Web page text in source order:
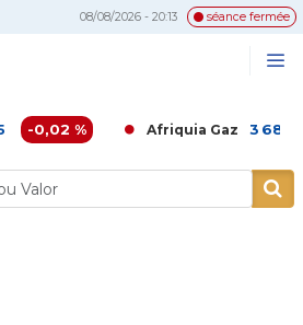
08/08/2026 - 20:13 séance fermée
Afriquia Gaz 3 680,00 -